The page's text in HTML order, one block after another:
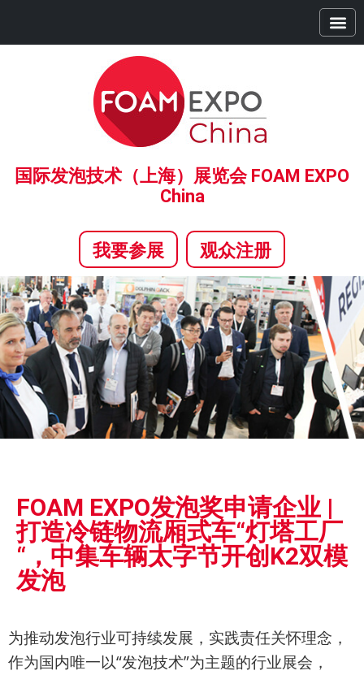
国际发泡技术（上海）展览会 FOAM EXPO
China
我要参展 观众注册
新闻
FOAM EXPO发泡奖申请企业 |
打造冷链物流厢式车“灯塔工厂
“，中集车辆太字节开创K2双模
发泡
为推动发泡行业可持续发展，实践责任关怀理念，
作为国内唯一以“发泡技术”为主题的行业展会，